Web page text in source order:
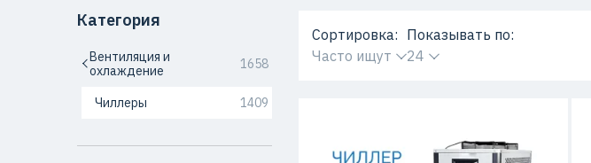
Категория
Вентиляция и
охлаждение
1658
Чиллеры 1409
Сортировка:
Часто ищут
Показывать по:
24